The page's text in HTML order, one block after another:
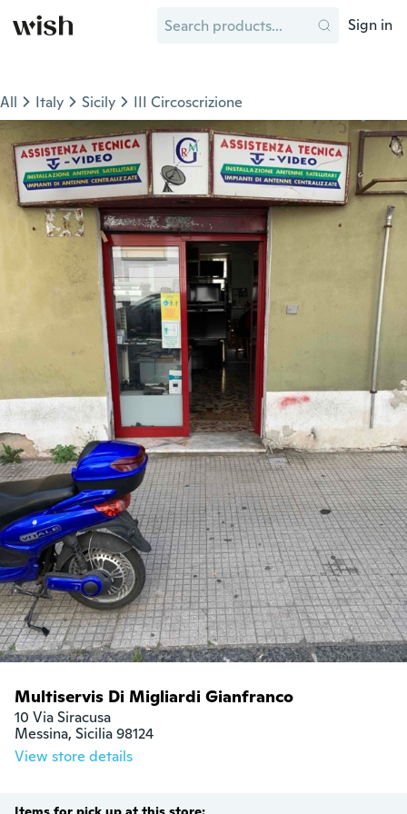
Sign in
All Italy Sicily III Circoscrizione
Multiservis Di Migliardi Gianfranco
10 Via Siracusa
Messina, Sicilia 98124
View store details